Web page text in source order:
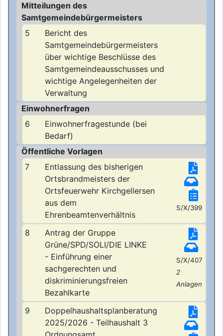
Mitteilungen des
Samtgemeindebürgermeisters
5
Bericht des
Samtgemeindebürgermeisters
über wichtige Beschlüsse des
Samtgemeindeausschusses und
wichtige Angelegenheiten der
Verwaltung
Einwohnerfragen
6
Einwohnerfragestunde (bei
Bedarf)
Öffentliche Vorlagen
7
Entlassung des bisherigen
Ortsbrandmeisters der
Ortsfeuerwehr Kirchgellersen
aus dem
Ehrenbeamtenverhältnis
S/X/399
8
Antrag der Gruppe
Grüne/SPD/SOLI/DIE LINKE
- Einführung einer
sachgerechten und
diskriminierungsfreien
Bezahlkarte
S/X/407
2
Anlagen
9
Doppelhaushaltsplanberatung
2025/2026 - Teilhaushalt 3